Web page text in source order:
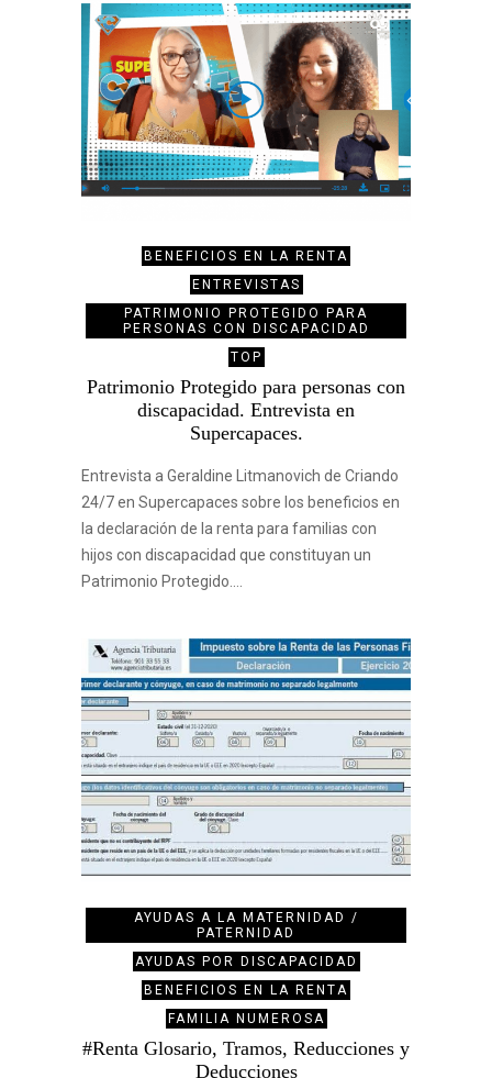
BENEFICIOS EN LA RENTA
ENTREVISTAS
PATRIMONIO PROTEGIDO PARA
PERSONAS CON DISCAPACIDAD
TOP
Patrimonio Protegido para personas con
discapacidad. Entrevista en
Supercapaces.
Entrevista a Geraldine Litmanovich de Criando
24/7 en Supercapaces sobre los beneficios en
la declaración de la renta para familias con
hijos con discapacidad que constituyan un
Patrimonio Protegido.…
AYUDAS A LA MATERNIDAD /
PATERNIDAD
AYUDAS POR DISCAPACIDAD
BENEFICIOS EN LA RENTA
FAMILIA NUMEROSA
#Renta Glosario, Tramos, Reducciones y
Deducciones